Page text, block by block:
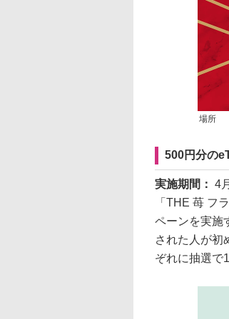
場所
500円分の
実施期間： 4
「THE 苺 フ
ペーンを実施
された人が初
ぞれに抽選で